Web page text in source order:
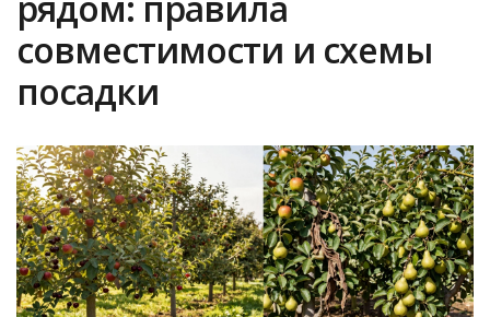
совместимости и схемы
посадки